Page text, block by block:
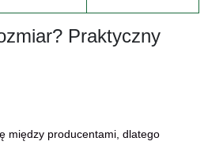
Praktyczny
między producentami, dlatego